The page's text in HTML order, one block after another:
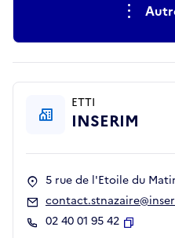
ETTI
INSERIM
5 rue de l'Etoile du
02 40 01 95 42